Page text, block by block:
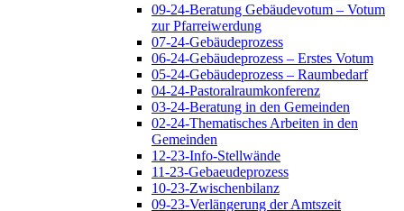
09-24-Beratung Gebäudevotum – Votum
zur Pfarreiwerdung
07-24-Gebäudeprozess
06-24-Gebäudeprozess – Erstes Votum
05-24-Gebäudeprozess – Raumbedarf
04-24-Pastoralraumkonferenz
03-24-Beratung in den Gemeinden
02-24-Thematisches Arbeiten in den
Gemeinden
12-23-Info-Stellwände
11-23-Gebaeudeprozess
10-23-Zwischenbilanz
09-23-Verlängerung der Amtszeit